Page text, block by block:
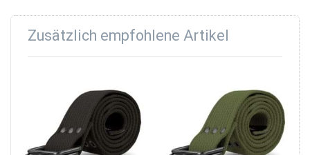
Zusätzlich empfohlene Artikel